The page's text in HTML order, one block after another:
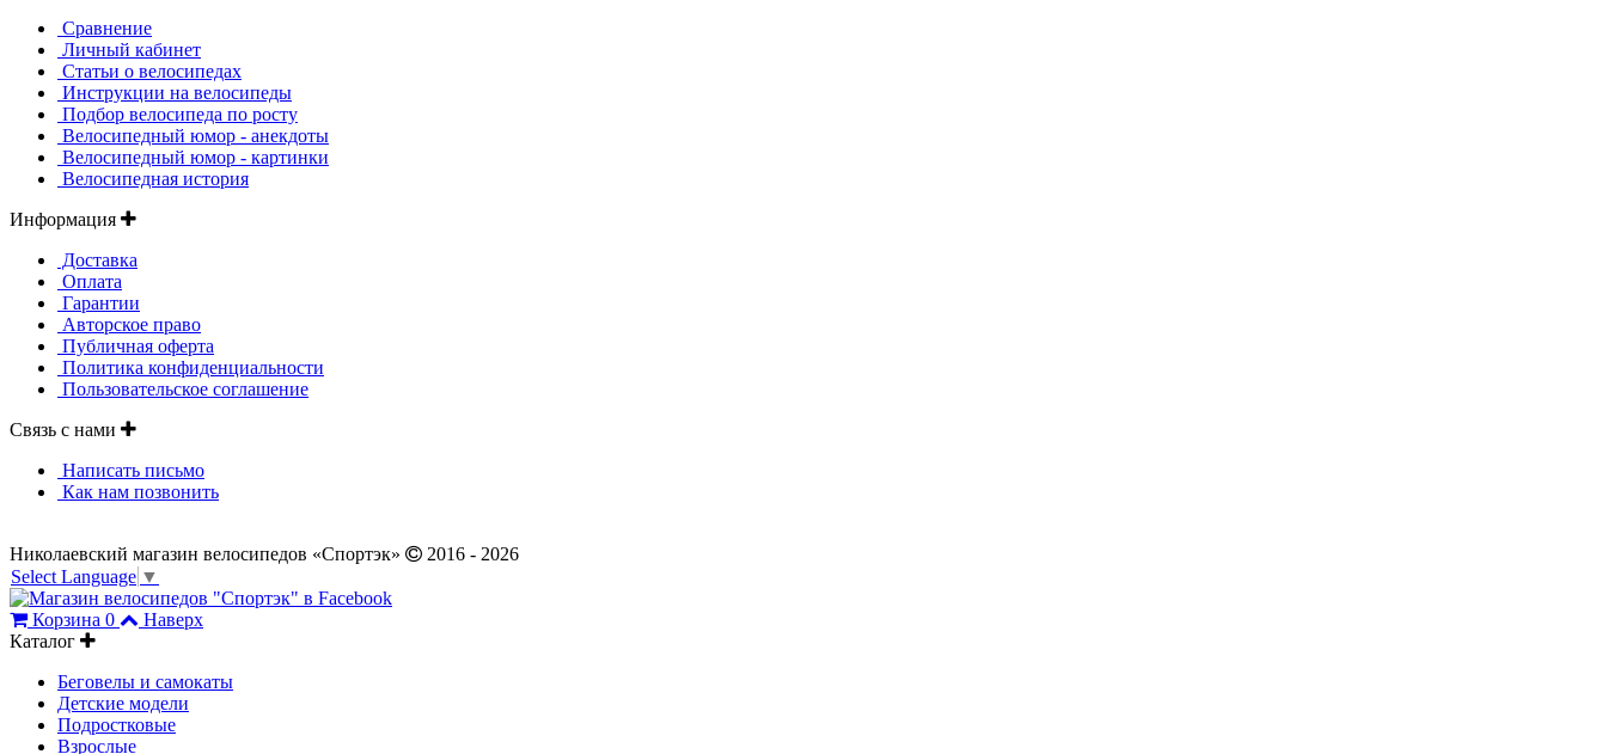
Сравнение
Личный кабинет
Статьи о велосипедах
Инструкции на велосипеды
Подбор велосипеда по росту
Велосипедный юмор - анекдоты
Велосипедный юмор - картинки
Велосипедная история
Информация
Доставка
Оплата
Гарантии
Авторское право
Публичная оферта
Политика конфиденциальности
Пользовательское соглашение
Связь с нами
Написать письмо
Как нам позвонить
Николаевский магазин велосипедов «Спортэк»
2016 - 2026
Select Language ▼
Корзина 0
Наверх
Каталог
Беговелы и самокаты
Детские модели
Подростковые
Взрослые